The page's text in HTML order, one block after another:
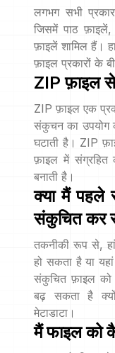
लगभग सभी
जिसमें पाठ फ़ाइलें,
फ़ाइलें शामिल हैं।
फ़ाइल प्रकारों के
ZIP फ़ाइल
ZIP फ़ाइल एक
संकुचन का उपयोग
घटाती है। ZIP
फ़ाइल में संग्रहित
बनाती है।
क्या मैं पहले
संकुचित कर
तकनीकी रूप से,
हो सकता है या
संकुचित फ़ाइल
बढ़ सकता है
मेटाडाटा।
मैं फाइल को